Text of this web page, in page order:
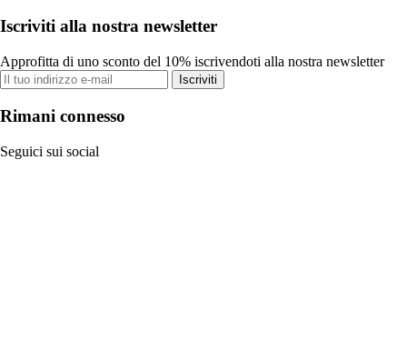
Iscriviti alla nostra newsletter
Approfitta di uno sconto del 10% iscrivendoti alla nostra newsletter
Iscriviti
Rimani connesso
Seguici sui social